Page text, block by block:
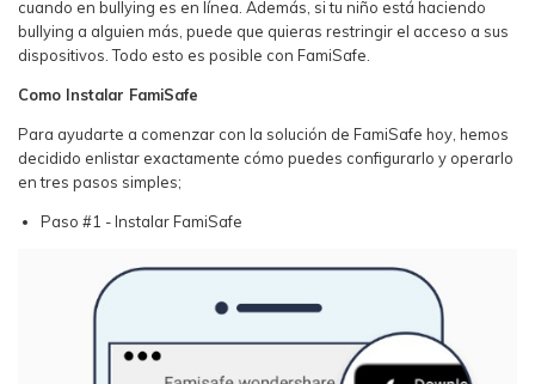
cuando en bullying es en línea. Además, si tu niño está haciendo
bullying a alguien más, puede que quieras restringir el acceso a sus
dispositivos. Todo esto es posible con FamiSafe.
Como Instalar FamiSafe
Para ayudarte a comenzar con la solución de FamiSafe hoy, hemos
decidido enlistar exactamente cómo puedes configurarlo y operarlo
en tres pasos simples;
Paso #1 - Instalar FamiSafe